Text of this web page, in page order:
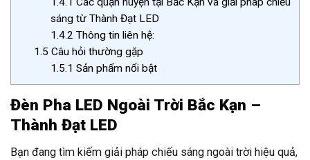
sáng từ Thành Đạt LED
1.4.2 Thông tin liên hệ:
1.5 Câu hỏi thường gặp
1.5.1 Sản phẩm nổi bật
Đèn Pha LED Ngoài Trời Bắc Kạn –
Thành Đạt LED
Bạn đang tìm kiếm giải pháp chiếu sáng ngoài trời hiệu quả,